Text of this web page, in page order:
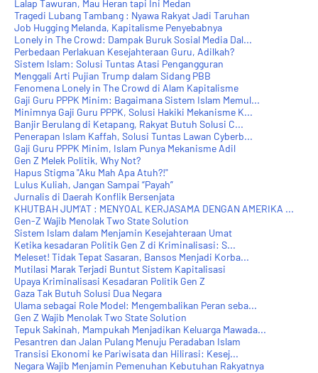
Lalap Tawuran, Mau Heran tapi Ini Medan
Tragedi Lubang Tambang : Nyawa Rakyat Jadi Taruhan
Job Hugging Melanda, Kapitalisme Penyebabnya
Lonely in The Crowd: Dampak Buruk Sosial Media Dal...
Perbedaan Perlakuan Kesejahteraan Guru, Adilkah?
Sistem Islam: Solusi Tuntas Atasi Pengangguran
Menggali Arti Pujian Trump dalam Sidang PBB
Fenomena Lonely in The Crowd di Alam Kapitalisme
Gaji Guru PPPK Minim: Bagaimana Sistem Islam Memul...
Minimnya Gaji Guru PPPK, Solusi Hakiki Mekanisme K...
Banjir Berulang di Ketapang, Rakyat Butuh Solusi C...
Penerapan Islam Kaffah, Solusi Tuntas Lawan Cyberb...
Gaji Guru PPPK Minim, Islam Punya Mekanisme Adil
Gen Z Melek Politik, Why Not?
Hapus Stigma "Aku Mah Apa Atuh?!"
Lulus Kuliah, Jangan Sampai “Payah”
Jurnalis di Daerah Konflik Bersenjata
KHUTBAH JUM'AT : MENYOAL KERJASAMA DENGAN AMERIKA ...
Gen-Z Wajib Menolak Two State Solution
Sistem Islam dalam Menjamin Kesejahteraan Umat
Ketika kesadaran Politik Gen Z di Kriminalisasi: S...
Meleset! Tidak Tepat Sasaran, Bansos Menjadi Korba...
Mutilasi Marak Terjadi Buntut Sistem Kapitalisasi
Upaya Kriminalisasi Kesadaran Politik Gen Z
Gaza Tak Butuh Solusi Dua Negara
Ulama sebagai Role Model: Mengembalikan Peran seba...
Gen Z Wajib Menolak Two State Solution
Tepuk Sakinah, Mampukah Menjadikan Keluarga Mawada...
Pesantren dan Jalan Pulang Menuju Peradaban Islam
Transisi Ekonomi ke Pariwisata dan Hilirasi: Kesej...
Negara Wajib Menjamin Pemenuhan Kebutuhan Rakyatnya